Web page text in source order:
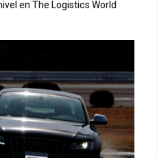
en The Logistics World